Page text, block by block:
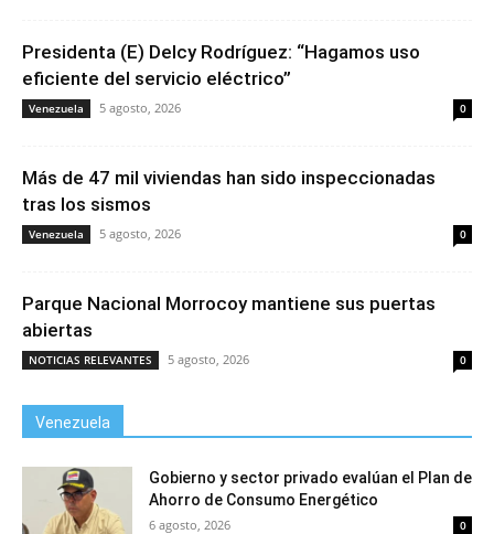
Presidenta (E) Delcy Rodríguez: “Hagamos uso
eficiente del servicio eléctrico”
Venezuela 5 agosto, 2026 0
Más de 47 mil viviendas han sido inspeccionadas
tras los sismos
Venezuela 5 agosto, 2026 0
Parque Nacional Morrocoy mantiene sus puertas
abiertas
NOTICIAS RELEVANTES 5 agosto, 2026 0
Venezuela
Gobierno y sector privado evalúan el Plan de
Ahorro de Consumo Energético
6 agosto, 2026 0